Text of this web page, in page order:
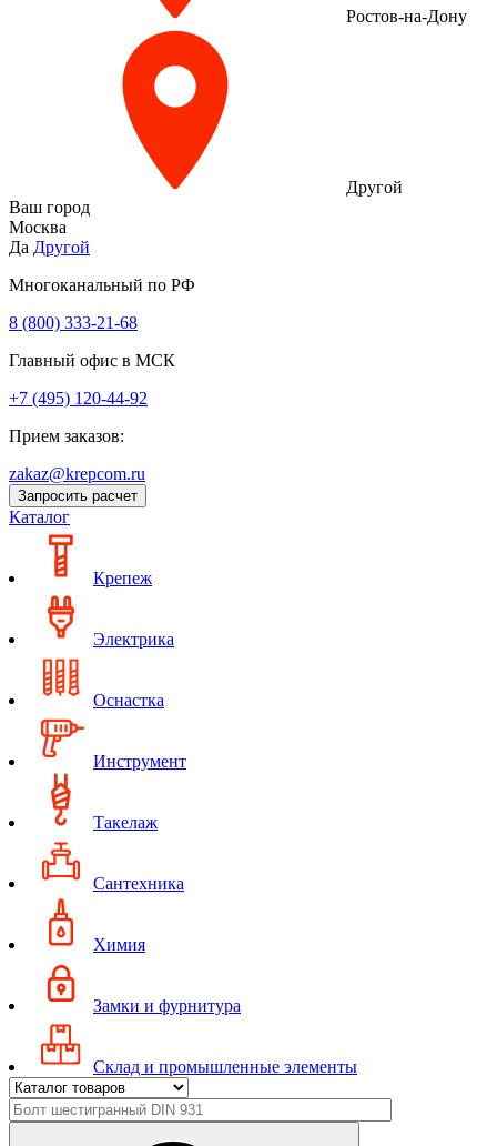
Ростов-на-Дону
Другой
Ваш город
Москва
Да Другой
Многоканальный по РФ
8 (800) 333‑21-68
Главный офис в МСК
+7 (495) 120-44-92
Прием заказов:
zakaz@krepcom.ru
Запросить расчет
Каталог
Крепеж
Электрика
Оснастка
Инструмент
Такелаж
Сантехника
Химия
Замки и фурнитура
Склад и промышленные элементы